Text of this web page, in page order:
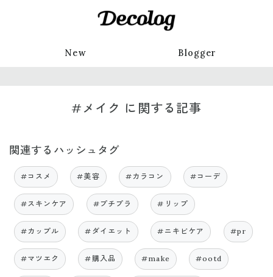
New Blogger
#メイク に関する記事
関連するハッシュタグ
#コスメ #美容 #カラコン #コーデ
#スキンケア #プチプラ #リップ
#カップル #ダイエット #ニキビケア #pr
#マツエク #購入品 #make #ootd